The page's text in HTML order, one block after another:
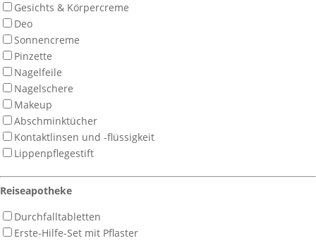
Gesichts & Körpercreme
Deo
Sonnencreme
Pinzette
Nagelfeile
Nagelschere
Makeup
Abschminktücher
Kontaktlinsen und -flüssigkeit
Lippenpflegestift
Reiseapotheke
Durchfalltabletten
Erste-Hilfe-Set mit Pflaster